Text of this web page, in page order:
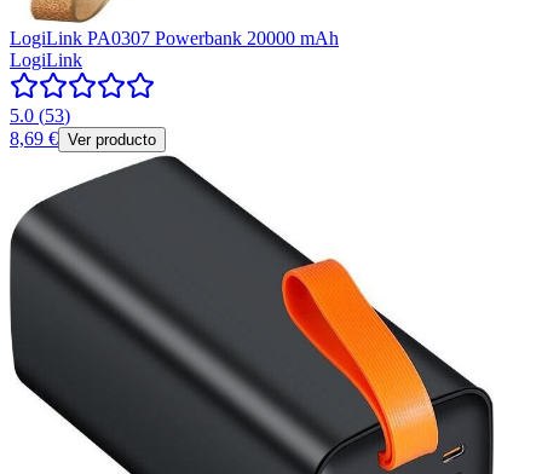
LogiLink PA0307 Powerbank 20000 mAh
LogiLink
5.0 (53)
8,69 € Ver producto